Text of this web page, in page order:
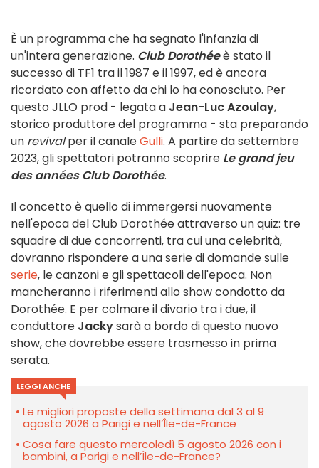
È un programma che ha segnato l'infanzia di
un'intera generazione. Club Dorothéeè stato il
successo di TF1 tra il 1987 e il 1997, ed è ancora
ricordato con affetto da chi lo ha conosciuto. Per
questo JLLO prod - legata a Jean-Luc Azoulay,
storico produttore del programma - sta preparando
un revivalper il canaleGulli. A partire da settembre
2023, gli spettatori potranno scoprire Le grand jeu
des années Club Dorothée.
Il concetto è quello di immergersi nuovamente
nell'epoca del Club Dorothée attraverso un quiz: tre
squadre di due concorrenti, tra cui una celebrità,
dovranno rispondere a una serie di domande sulle
serie, le canzoni e gli spettacoli dell'epoca. Non
mancheranno i riferimenti allo show condotto da
Dorothée. E per colmare il divario tra i due, il
conduttore Jackysarà a bordo di questo nuovo
show, che dovrebbe essere trasmesso in prima
serata.
LEGGI ANCHE
Le migliori proposte della settimana dal 3 al 9
agosto 2026 a Parigi e nell’Île-de-France
Cosa fare questo mercoledì 5 agosto 2026 con i
bambini, a Parigi e nell’Île-de-France?